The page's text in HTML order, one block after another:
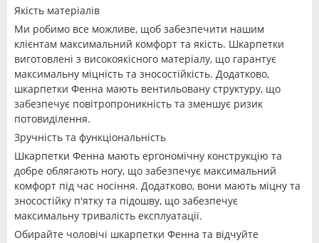
Якість матеріалів
Ми робимо все можливе, щоб забезпечити нашим
клієнтам максимальний комфорт та якість. Шкарпетки
виготовлені з високоякісного матеріалу, що гарантує
максимальну міцність та зносостійкість. Додатково,
шкарпетки Фенна мають вентильовану структуру, що
забезпечує повітропроникність та зменшує ризик
потовиділення.
Зручність та функціональність
Шкарпетки Фенна мають ергономічну конструкцію та
добре облягають ногу, що забезпечує максимальний
комфорт під час носіння. Додатково, вони мають міцну та
зносостійку п'ятку та підошву, що забезпечує
максимальну тривалість експлуатації.
Обирайте чоловічі шкарпетки Фенна та відчуйте